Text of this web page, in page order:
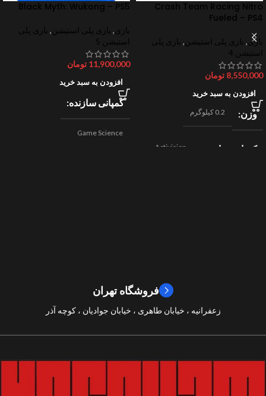
Crash Team Racing Nitro
Fueled – PS4
بازی, بازی پلی استیشن, بازی پلی
استیشن 4
8,550,000 تومان
افزودن به سبد خرید
وزن 0.2 کیلوگرم
کمپانی سازنده
Activision
Black Myth: Wukong – PS5
بازی, بازی پلی استیشن, بازی پلی
استیشن 5
11,900,000 تومان
افزودن به سبد خرید
کمپانی سازنده
Game Science
فروشگاه تهران
زعفرانیه ، خیابان طاهری ، خیابان جوادیان ، کوچه آذر